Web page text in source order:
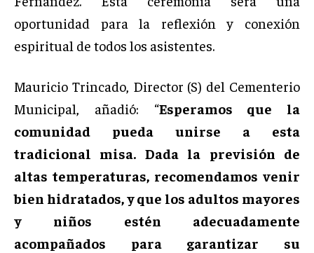
oportunidad para la reflexión y conexión
espiritual de todos los asistentes.
Mauricio Trincado, Director (S) del Cementerio
Municipal, añadió: “Esperamos que la
comunidad pueda unirse a esta
tradicional misa. Dada la previsión de
altas temperaturas, recomendamos venir
bien hidratados, y que los adultos mayores
y niños estén adecuadamente
acompañados para garantizar su